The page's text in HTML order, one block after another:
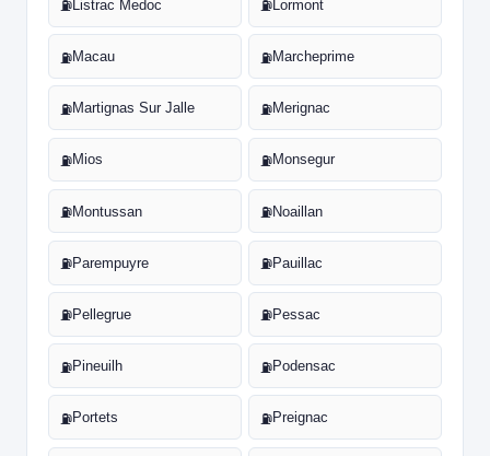
⛽Listrac Medoc ⛽Lormont
⛽Macau ⛽Marcheprime
⛽Martignas Sur Jalle ⛽Merignac
⛽Mios ⛽Monsegur
⛽Montussan ⛽Noaillan
⛽Parempuyre ⛽Pauillac
⛽Pellegrue ⛽Pessac
⛽Pineuilh ⛽Podensac
⛽Portets ⛽Preignac